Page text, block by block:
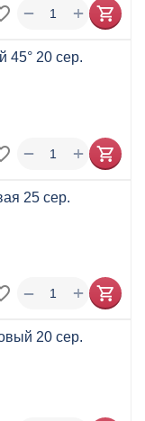
+
−
45° 20 сер.
+
−
25 сер.
+
−
20 сер.